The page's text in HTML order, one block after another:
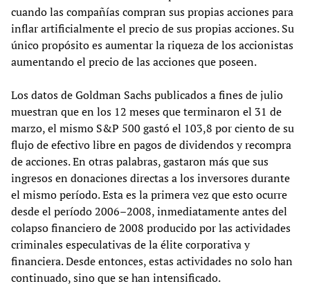
cuando las compañías compran sus propias acciones para
inflar artificialmente el precio de sus propias acciones. Su
único propósito es aumentar la riqueza de los accionistas
aumentando el precio de las acciones que poseen.
Los datos de Goldman Sachs publicados a fines de julio
muestran que en los 12 meses que terminaron el 31 de
marzo, el mismo S&P 500 gastó el 103,8 por ciento de su
flujo de efectivo libre en pagos de dividendos y recompra
de acciones. En otras palabras, gastaron más que sus
ingresos en donaciones directas a los inversores durante
el mismo período. Esta es la primera vez que esto ocurre
desde el período 2006–2008, inmediatamente antes del
colapso financiero de 2008 producido por las actividades
criminales especulativas de la élite corporativa y
financiera. Desde entonces, estas actividades no solo han
continuado, sino que se han intensificado.